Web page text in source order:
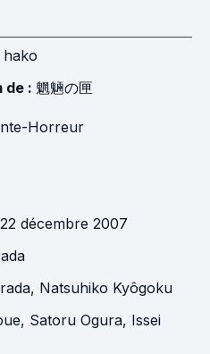
de : 魍魎の匣
Horreur
22 décembre 2007
, Natsuhiko Kyôgoku
, Satoru Ogura, Issei